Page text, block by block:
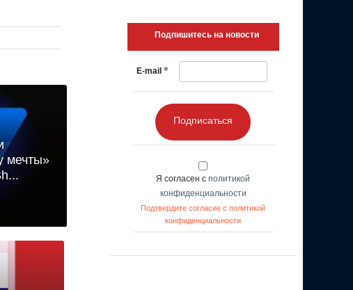
мечты»
Подпишитесь на новости
E-mail *
Подписаться
Я согласен с политикой
конфиденциальности
Подтвердите согласие с политикой
конфиденциальности